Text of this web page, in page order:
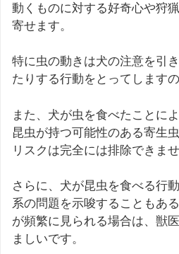
動くものに対する好奇心や狩
寄せます。
特に虫の動きは犬の注意を引
たりする行動をとってしますの
また、犬が虫を食べたことに
昆虫が持つ可能性のある寄生
リスクは完全には排除できませ
さらに、犬が昆虫を食べる行
系の問題を示唆することもあ
が頻繁に見られる場合は、獣
ましいです。